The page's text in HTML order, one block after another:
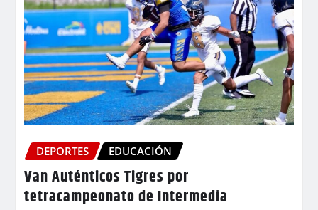
DEPORTES EDUCACIÓN
Van Auténticos Tigres por
tetracampeonato de Intermedia